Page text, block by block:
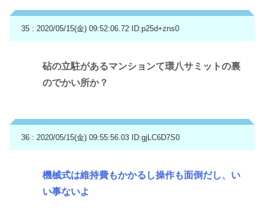
35 : 2020/05/15(金) 09:52:06.72 ID:p25d+zns0
砧の立駐があるマンションて環八サミットの裏
のでかい所か？
36 : 2020/05/15(金) 09:55:56.03 ID:gjLC6D7S0
機械式は維持費もかかるし操作も面倒だし、い
い事ないよ